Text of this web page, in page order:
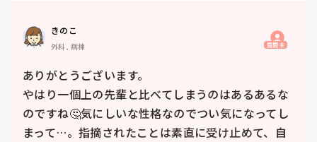
きのこ
外科, 病棟 質問主
ありがとうございます。
やはり一個上の先輩と比べてしまうのはあるあるな
のですね🤔気にしいな性格なのでつい気になってし
まって…。指摘されたことは素直に受け止めて、自